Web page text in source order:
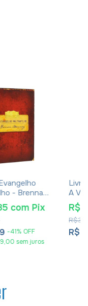
- Brennan
-41% OFF
com Pix
sem juros
Livro
A